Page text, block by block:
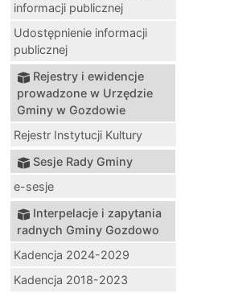
informacji publicznej
Udostępnienie informacji
publicznej
Rejestry i ewidencje
prowadzone w Urzędzie
Gminy w Gozdowie
Rejestr Instytucji Kultury
Sesje Rady Gminy
e-sesje
Interpelacje i zapytania
radnych Gminy Gozdowo
Kadencja 2024-2029
Kadencja 2018-2023